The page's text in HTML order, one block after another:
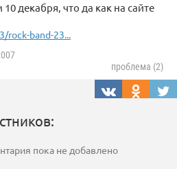
декабря, что да как на сайте
rock-band-23...
проблема (2)
пока не добавлено